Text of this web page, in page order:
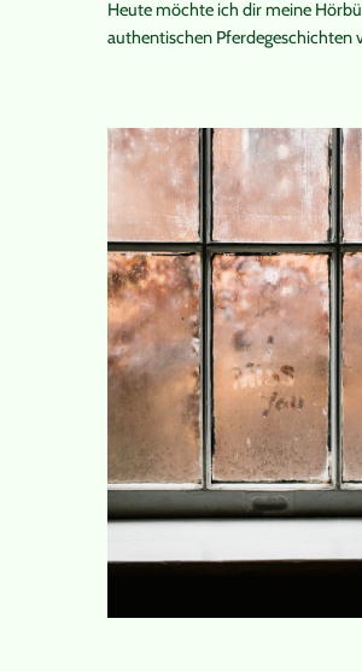
Heute möchte ich dir meine
authentischen Pferdegeschichten